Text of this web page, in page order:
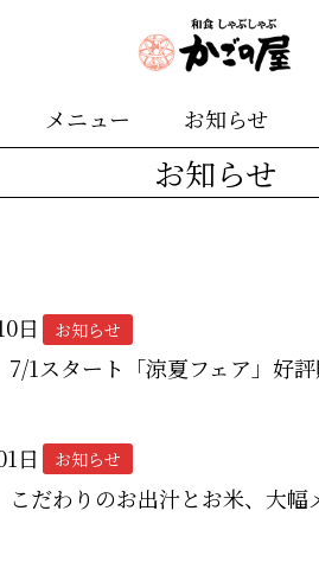
メニュー お知らせ
お知らせ
日 お知らせ
7/1スタート「涼夏フェア」好
日 お知らせ
こだわりのお出汁とお米、大